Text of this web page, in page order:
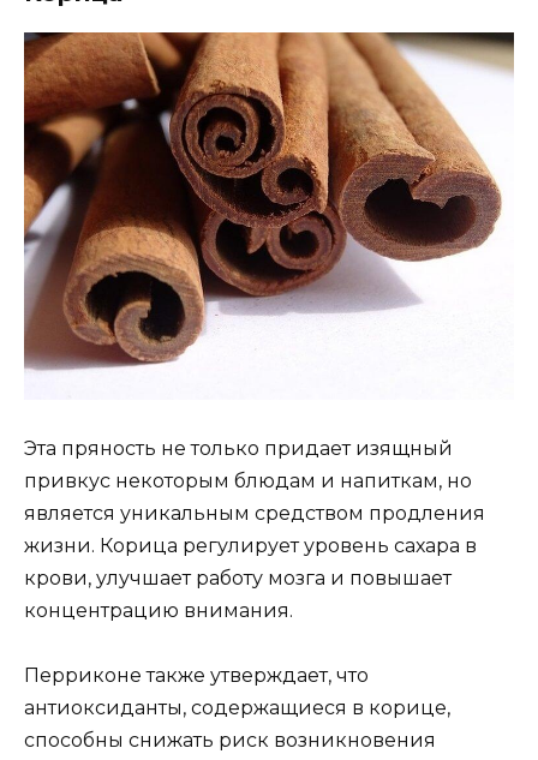
Эта пряность не только придает изящный
привкус некоторым блюдам и напиткам, но
является уникальным средством продления
жизни. Корица регулирует уровень сахара в
крови, улучшает работу мозга и повышает
концентрацию внимания.
Перриконе также утверждает, что
антиоксиданты, содержащиеся в корице,
способны снижать риск возникновения